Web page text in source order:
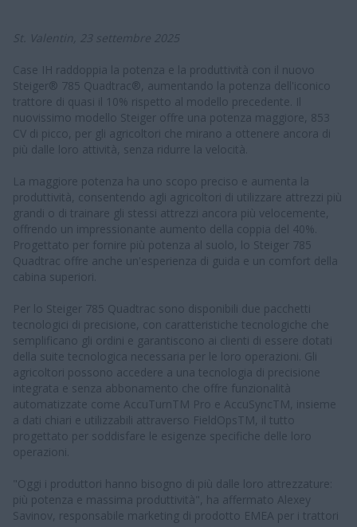
St. Valentin, 23 settembre 2025
Case IH raddoppia la potenza e la produttività con il nuovo
Steiger® 785 Quadtrac®, aumentando la potenza dell'iconico
trattore di quasi il 10% rispetto al modello precedente. Il
nuovissimo modello Steiger offre una potenza maggiore, 853
CV di picco, per gli agricoltori che mirano a ottenere ancora di
più dalle loro attività, senza ridurre la velocità.
La maggiore potenza ha uno scopo preciso e aumenta la
produttività, consentendo agli agricoltori di utilizzare attrezzi più
grandi o di trainare gli stessi attrezzi ancora più velocemente,
offrendo un impressionante aumento della coppia del 40%.
Progettato per fornire più potenza al suolo, lo Steiger 785
Quadtrac offre anche un'esperienza di guida e un comfort della
cabina superiori.
Per lo Steiger 785 Quadtrac sono disponibili due pacchetti
tecnologici di precisione, con caratteristiche tecnologiche che
semplificano gli ordini e garantiscono ai clienti di essere dotati
della suite tecnologica necessaria per le loro operazioni. Gli
agricoltori possono accedere a una tecnologia di precisione
integrata e senza abbonamento che offre funzionalità
automatizzate come AccuTurnTM Pro e AccuSyncTM, insieme
a dati chiari e utilizzabili attraverso FieldOpsTM, il tutto
progettato per soddisfare le esigenze specifiche delle loro
operazioni.
"Oggi i produttori hanno bisogno di più dalle loro attrezzature:
più potenza e massima produttività", ha affermato Alexey
Savinov, responsabile marketing di prodotto EMEA per i trattori